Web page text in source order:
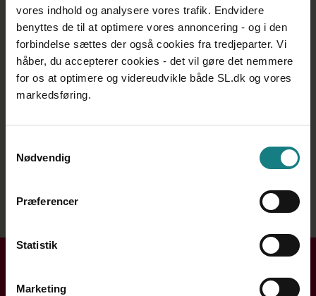
vores indhold og analysere vores trafik. Endvidere
benyttes de til at optimere vores annoncering - og i den
forbindelse sættes der også cookies fra tredjeparter. Vi
håber, du accepterer cookies - det vil gøre det nemmere
for os at optimere og videreudvikle både SL.dk og vores
markedsføring.
Nødvendig
Præferencer
Statistik
Marketing
Medarbejderen